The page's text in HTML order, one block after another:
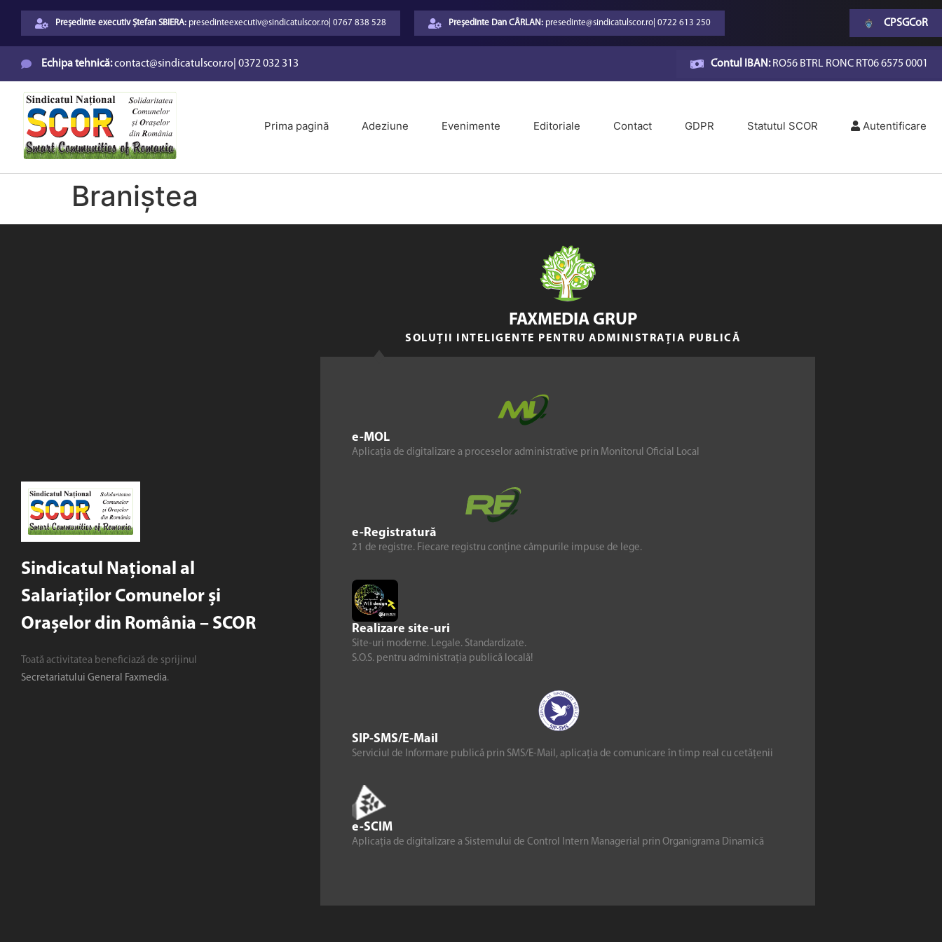
Președinte executiv Ștefan SBIERA:presedinteexecutiv@sindicatulscor.ro| 0767 838 528 Președinte Dan CÂRLAN:presedinte@sindicatulscor.ro| 0722 613 250 CPSGCoR
Echipa tehnică:contact@sindicatulscor.ro 0372 032 313 Contul IBAN:RO56 BTRL RONC RT06 6575 0001
Prima pagină Adeziune Evenimente Editoriale Contact GDPR Statutul SCOR Autentificare
Braniștea
Sindicatul Național al
Salariaților Comunelor și
Orașelor din România – SCOR
Toată activitatea beneficiază de sprijinul
Secretariatului General Faxmedia.
e-MOL
Aplicația de digitalizare a proceselor administrative prin Monitorul Oficial Local
e-Registratură
21 de registre. Fiecare registru conține câmpurile impuse de lege.
Realizare site-uri
Site-uri moderne. Legale. Standardizate.
S.O.S. pentru administrația publică locală!
SIP-SMS/E-Mail
Serviciul de Informare publică prin SMS/E-Mail, aplicația de comunicare în timp real cu cetățenii
e-SCIM
Aplicația de digitalizare a Sistemului de Control Intern Managerial prin Organigrama Dinamică
FAXMEDIA GRUP
SOLUȚII INTELIGENTE PENTRU ADMINISTRAȚIA PUBLICĂ